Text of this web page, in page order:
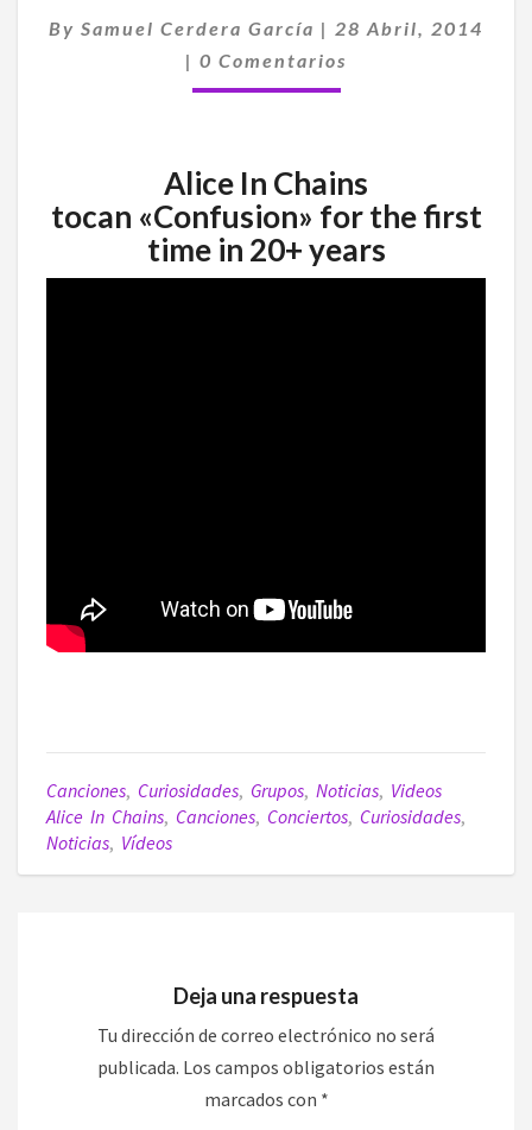
VEZ
EN
MÁS
By Samuel Cerdera García | 28 Abril, 2014
| Comentarios
0 Comentarios
Alice In Chains
tocan «Confusion» for the first
time in 20+ years
Canciones, Curiosidades, Grupos, Noticias, Videos
Alice In Chains, Canciones, Conciertos, Curiosidades,
Noticias, Vídeos
Deja una respuesta
Tu dirección de correo electrónico no será
publicada. Los campos obligatorios están
marcados con *